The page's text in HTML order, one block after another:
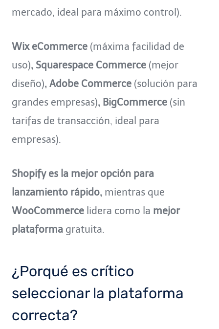
mercado, ideal para máximo control).
Wix eCommerce (máxima facilidad de
uso), Squarespace Commerce (mejor
diseño), Adobe Commerce (solución para
grandes empresas), BigCommerce (sin
tarifas de transacción, ideal para
empresas).
Shopify es la mejor opción para
lanzamiento rápido, mientras que
WooCommerce lidera como la mejor
plataforma gratuita.
¿Porqué es crítico
seleccionar la plataforma
correcta?